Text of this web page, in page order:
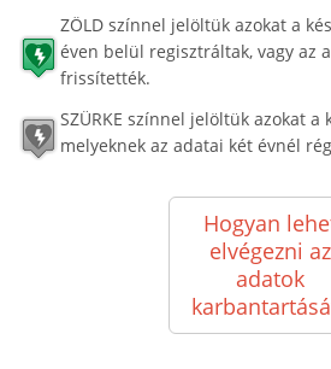
ZÖLD színnel jelöltük azokat a
éven belül regisztráltak, vagy az
frissítették.
SZÜRKE színnel jelöltük azokat a
melyeknek az adatai két évnél
Hogyan
elvégezni az
adatok